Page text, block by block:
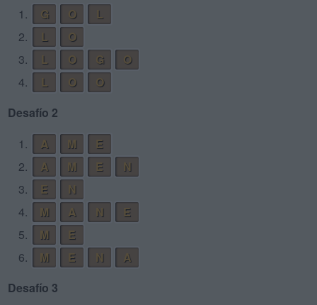
1.
G O
L
2.
L
O
3.
L O G
O
4.
L O
O
Desafío 2
1.
A M
E
2.
A M E
N
3.
E
N
4.
M A N
E
5.
M
E
6.
M E N
A
Desafío 3